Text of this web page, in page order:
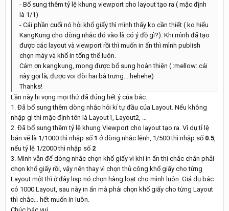
- Bổ sung thêm tỷ lệ khung viewport cho layout tạo ra ( mặc định
là 1/1)
- Cái phần cuối nó hỏi khổ giấy thì mình thấy ko cần thiết ( ko hiểu
KangKung cho dòng nhắc đó vào là có ý đồ gì?). Khi mình đã tạo
được các layout và viewport rồi thì muốn in ấn thì mình publish
chọn máy và khổ in tổng thể luôn.
Cám ơn kangkung, mong được bổ sung hoàn thiện ( :mellow: cái
này gọi là; được voi đòi hai bà trưng... hehehe)
Thanks!
Lần này hi vọng mọi thứ đã đúng hết ý của bác.
1. Đã bổ sung thêm dòng nhắc hỏi kí tự đầu của Layout. Nếu không
nhập gì thì mặc định tên là Layout1, Layout2, …
2. Đã bổ sung thêm tỷ lệ khung Viewport cho layout tạo ra. Ví dụ tỉ lệ
bản vẽ là 1/1000 thì nhập số 1 ở dòng nhắc lệnh, 1/500 thì nhập số 0.5,
nếu tỷ lệ 1/2000 thì nhập số 2
3. Mình vẫn để dòng nhắc chọn khổ giấy vì khi in ấn thì chắc chắn phải
chọn khổ giấy rồi, vậy nên thay vì chọn thủ công khổ giấy cho từng
Layout một thì ở đây lisp nó chọn hàng loạt cho mình luôn. Giả dụ bác
có 1000 Layout, sau này in ấn mà phải chọn khổ giấy cho từng Layout
thì chắc… hết muốn in luôn.